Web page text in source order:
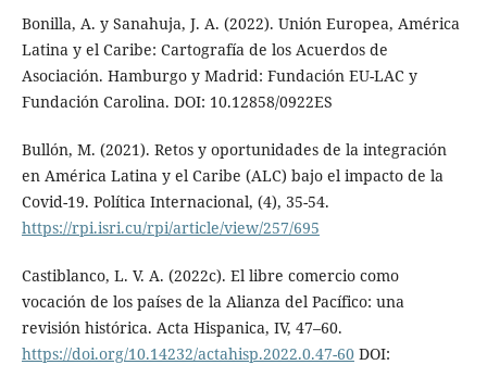
Bonilla, A. y Sanahuja, J. A. (2022). Unión Europea, América
Latina y el Caribe: Cartografía de los Acuerdos de
Asociación. Hamburgo y Madrid: Fundación EU-LAC y
Fundación Carolina. DOI: 10.12858/0922ES
Bullón, M. (2021). Retos y oportunidades de la integración
en América Latina y el Caribe (ALC) bajo el impacto de la
Covid-19. Política Internacional, (4), 35-54.
https://rpi.isri.cu/rpi/article/view/257/695
Castiblanco, L. V. A. (2022c). El libre comercio como
vocación de los países de la Alianza del Pacífico: una
revisión histórica. Acta Hispanica, IV, 47–60.
https://doi.org/10.14232/actahisp.2022.0.47-60DOI: